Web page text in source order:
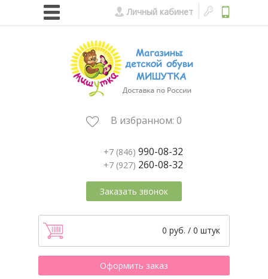
Личный кабинет
В избранном: 0
+7 (846) 990-08-32
+7 (927) 260-08-32
Заказать звонок
0 руб. / 0 штук
Оформить заказ